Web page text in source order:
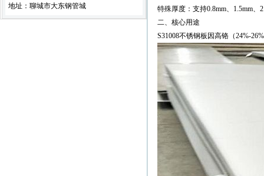
地址：聊城市大东钢管城
特殊厚度：支持0.8mm、1.5mm
二、核心用途
S31008不锈钢板因高铬（24%-